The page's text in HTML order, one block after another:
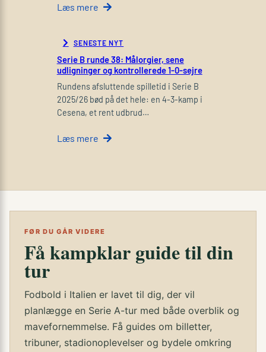
Læs mere
SENESTE NYT
Serie B runde 38: Målorgier, sene
udligninger og kontrollerede 1-0-sejre
Rundens afsluttende spilletid i Serie B
2025/26 bød på det hele: en 4-3-kamp i
Cesena, et rent udbrud…
Læs mere
FØR DU GÅR VIDERE
Få kampklar guide til din
tur
Fodbold i Italien er lavet til dig, der vil
planlægge en Serie A-tur med både overblik og
mavefornemmelse. Få guides om billetter,
tribuner, stadionoplevelser og bydele omkring